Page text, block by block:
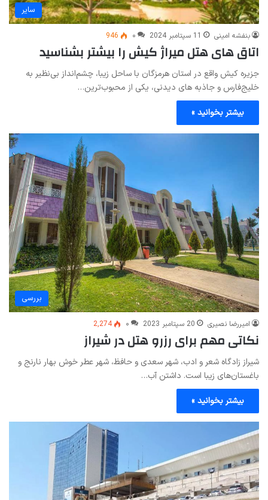
سایر
بنفشه امینی 11 سپتامبر 2024 ۰ 946
اتاق های هتل میراژ کیش را بیشتر بشناسید
جزیره کیش واقع در استان هرمزگان با ساحل زیبا، چشم‌انداز بی‌نظیر به
خلیج‌فارس و جاذبه های دیدنی، یکی از محبوب‌ترین…
بیشتر بخوانید »
بررسی
امیررضا نصیری 20 سپتامبر 2023 ۰ 2,274
نکاتی مهم برای رزرو هتل در شیراز
شیراز زادگاه شعر و ادب، شهر سعدی و حافظ، شهر عطر خوش بهار نارنج و
باغستان‌های زیبا است. داشتن آب…
بیشتر بخوانید »